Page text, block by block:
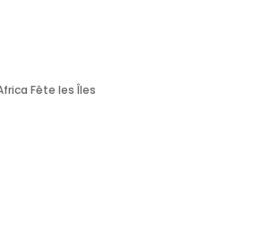
Fête les Îles